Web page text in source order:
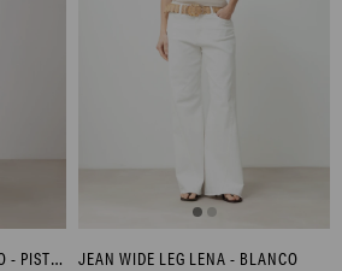
PANTALÓN PIJAMA DE LINO - PISTACHO JEAN WIDE LEG LENA - BLANCO